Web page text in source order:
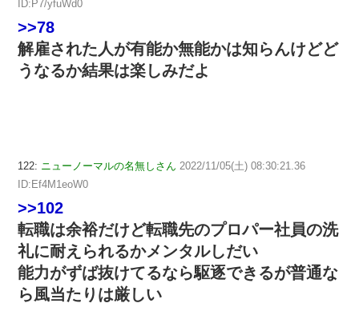
ID:P7/yfuWd0
>>78
解雇された人が有能か無能かは知らんけどど
うなるか結果は楽しみだよ
122: ニューノーマルの名無しさん 2022/11/05(土) 08:30:21.36
ID:Ef4M1eoW0
>>102
転職は余裕だけど転職先のプロパー社員の洗
礼に耐えられるかメンタルしだい
能力がずば抜けてるなら駆逐できるが普通な
ら風当たりは厳しい